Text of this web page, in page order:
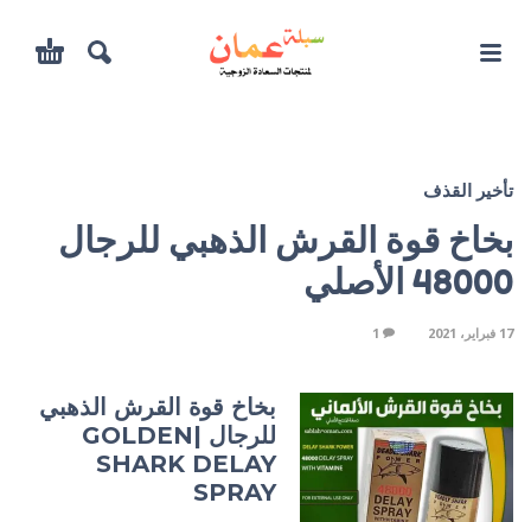
تأخير القذف
بخاخ قوة القرش الذهبي للرجال
48000 الأصلي
17 فبراير، 2021 1
بخاخ قوة القرش الذهبي
للرجال |GOLDEN
SHARK DELAY
SPRAY